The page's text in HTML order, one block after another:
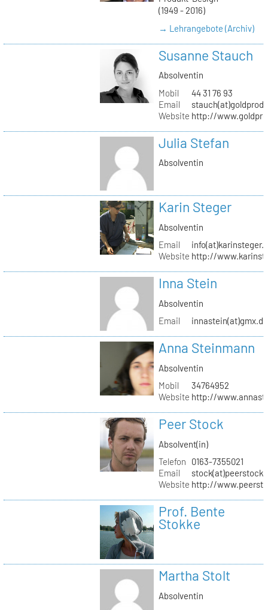
(1949 - 2016)
→ Lehrangebote (Archiv)
Susanne Stauch
Absolventin
Mobil
44 31 76 93
Email
Website http://
Julia Stefan
Absolventin
Karin Steger
Absolventin
Email
Website http://
Inna Stein
Absolventin
Email
innastein(at)gmx.de
Anna Steinmann
Absolventin
Mobil
34764952
Website http://
Peer Stock
Absolvent(in)
Telefon
0163-7355021
Email
Website http://
Prof. Bente
Stokke
Martha Stolt
Absolventin